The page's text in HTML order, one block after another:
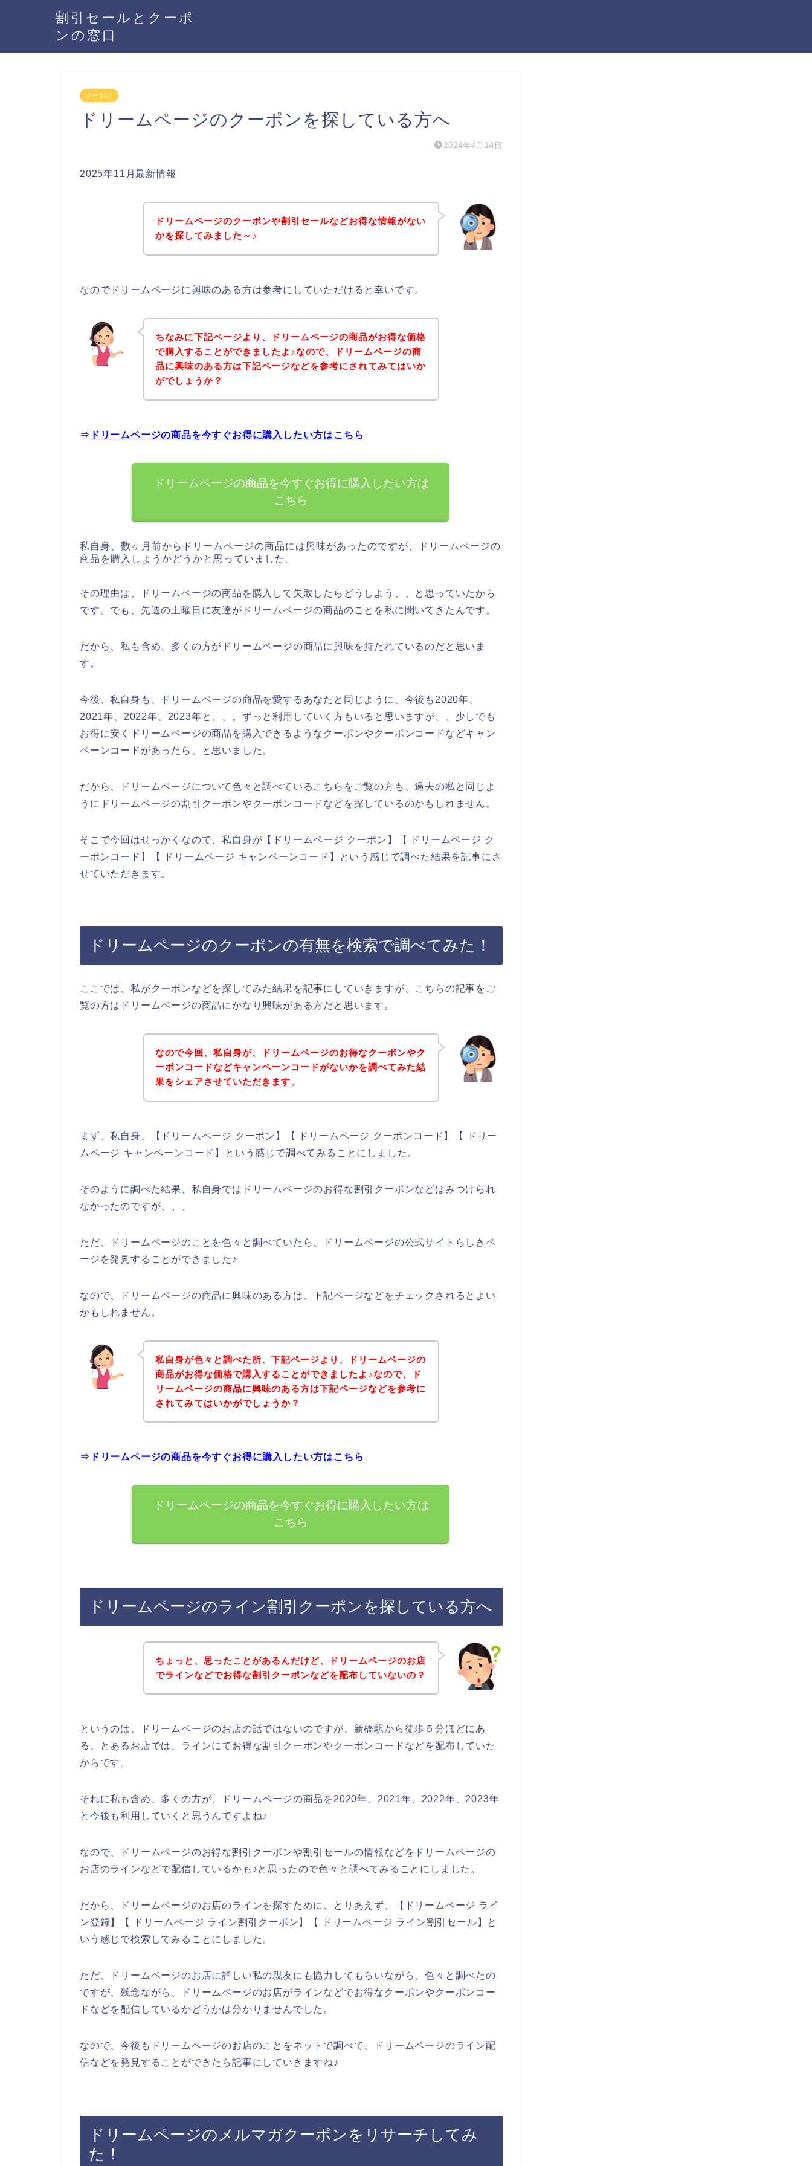
割引セールとクーポ
ンの窓口
クーポン
ドリームページのクーポンを探している方へ
2024年4月14日
2025年11月最新情報
ドリームページのクーポンや割引セールなどお得な情報がない
かを探してみました～♪
なのでドリームページに興味のある方は参考にしていただけると幸いです。
ちなみに下記ページより、ドリームページの商品がお得な価格
で購入することができましたよ♪なので、ドリームページの商
品に興味のある方は下記ページなどを参考にされてみてはいか
がでしょうか？
⇒ ドリームページの商品を今すぐお得に購入したい方はこちら
ドリームページの商品を今すぐお得に購入したい方は
こちら
私自身、数ヶ月前からドリームページの商品には興味があったのですが、ドリームページの
商品を購入しようかどうかと思っていました。
その理由は、ドリームページの商品を購入して失敗したらどうしよう、、と思っていたから
です。でも、先週の土曜日に友達がドリームページの商品のことを私に聞いてきたんです。
だから、私も含め、多くの方がドリームページの商品に興味を持たれているのだと思いま
す。
今後、私自身も、ドリームページの商品を愛するあなたと同じように、今後も2020年、
2021年、2022年、2023年と、、。ずっと利用していく方もいると思いますが、、少しでも
お得に安くドリームページの商品を購入できるようなクーポンやクーポンコードなどキャン
ペーンコードがあったら、と思いました。
だから、ドリームページについて色々と調べているこちらをご覧の方も、過去の私と同じよ
うにドリームページの割引クーポンやクーポンコードなどを探しているのかもしれません。
そこで今回はせっかくなので、私自身が【ドリームページ クーポン】【 ドリームページ ク
ーポンコード】【 ドリームページ キャンペーンコード】という感じで調べた結果を記事にさ
せていただきます。
ドリームページのクーポンの有無を検索で調べてみた！
ここでは、私がクーポンなどを探してみた結果を記事にしていきますが、こちらの記事をご
覧の方はドリームページの商品にかなり興味がある方だと思います。
なので今回、私自身が、ドリームページのお得なクーポンやク
ーポンコードなどキャンペーンコードがないかを調べてみた結
果をシェアさせていただきます。
まず、私自身、【ドリームページ クーポン】【 ドリームページ クーポンコード】【 ドリー
ムページ キャンペーンコード】という感じで調べてみることにしました。
そのように調べた結果、私自身ではドリームページのお得な割引クーポンなどはみつけられ
なかったのですが、、、
ただ、ドリームページのことを色々と調べていたら、ドリームページの公式サイトらしきペ
ージを発見することができました♪
なので、ドリームページの商品に興味のある方は、下記ページなどをチェックされるとよい
かもしれません。
私自身が色々と調べた所、下記ページより、ドリームページの
商品がお得な価格で購入することができましたよ♪なので、ド
リームページの商品に興味のある方は下記ページなどを参考に
されてみてはいかがでしょうか？
⇒ ドリームページの商品を今すぐお得に購入したい方はこちら
ドリームページの商品を今すぐお得に購入したい方は
こちら
ドリームページのライン割引クーポンを探している方へ
ちょっと、思ったことがあるんだけど、ドリームページのお店
でラインなどでお得な割引クーポンなどを配布していないの？
というのは、ドリームページのお店の話ではないのですが、新橋駅から徒歩５分ほどにあ
る、とあるお店では、ラインにてお得な割引クーポンやクーポンコードなどを配布していた
からです。
それに私も含め、多くの方が、ドリームページの商品を2020年、2021年、2022年、2023年
と今後も利用していくと思うんですよね♪
なので、ドリームページのお得な割引クーポンや割引セールの情報などをドリームページの
お店のラインなどで配信しているかも♪と思ったので色々と調べてみることにしました。
だから、ドリームページのお店のラインを探すために、とりあえず、【ドリームページ ライ
ン登録】【 ドリームページ ライン割引クーポン】【 ドリームページ ライン割引セール】と
いう感じで検索してみることにしました。
ただ、ドリームページのお店に詳しい私の親友にも協力してもらいながら、色々と調べたの
ですが、残念ながら、ドリームページのお店がラインなどでお得なクーポンやクーポンコー
ドなどを配信しているかどうかは分かりませんでした。
なので、今後もドリームページのお店のことをネットで調べて、ドリームページのライン配
信などを発見することができたら記事にしていきますね♪
ドリームページのメルマガクーポンをリサーチしてみ
た！